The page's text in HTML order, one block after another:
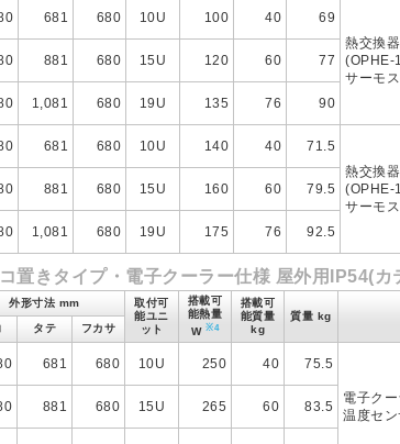
681 680 10U 100 40
69
熱交換
(OPHE-
サーモ
881 680 15U 120 60 77
1,081 680 19U 135 76 90
681 680 10U 140 40
71.5
熱交換
(OPHE-
サーモ
881 680 15U 160 60 79.5
1,081 680 19U 175 76 92.5
置きタイプ・電子クーラー仕様 屋外用IP54(カ
外形寸法 mm
取付可
能ユニ
ット
搭載可
能熱量
W ※4
搭載可
能質量
kg
質量 kg
タテ フカサ
681 680 10U 250 40 75.5
電子ク
温度セ
881 680 15U 265 60 83.5